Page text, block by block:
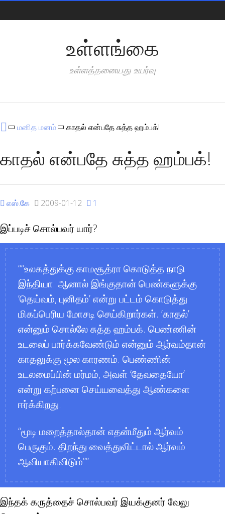
உள்ளங்கை
உள்ளத்தனையது உயர்வு
மனித மனம் காதல் என்பதே சுத்த ஹம்பக்!
காதல் என்பதே சுத்த ஹம்பக்!
எஸ்.கே 2009-01-12 1
இப்படிச் சொல்பவர் யார்?
“உலகத்துக்கு காமசூத்ரா கொடுத்த நாடு
இந்தியா. ஆனால் இங்குதான் பெண்களுக்கு
‘தெய்வம், புனிதம்’ என்று பட்டம் கொடுத்து
மிகப்பெரிய மோசடி செய்கிறார்கள். ’காதல்’
என்னும் சொல்லே சுத்த ஹம்பக். பெண்ணின்
உடலைப் பார்க்கவேண்டும் என்னும் ஆர்வம்தான்
காதலுக்கு மூல காரணம். பெண்ணின்
உடலமைப்பின் மர்மம், அவள் ‘தேவதையோ’
என்று கற்பனை செய்யவைத்து ஆண்களை
ஈர்க்கிறது.
மூடி மறைத்தால்தான் எதன்மீதும் ஆர்வம்
பெருகும். திறந்து வைத்துவிட்டால் ஆர்வம்
ஆவியாகிவிடும்”
இந்தக் கருத்தைச் சொல்பவர் இயக்குனர் வேலு